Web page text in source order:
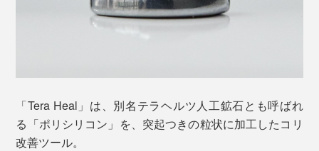
「Tera Heal」は、別名テラヘルツ人工鉱石とも呼ばれ
る「ポリシリコン」を、突起つきの粒状に加工したコリ
改善ツール。